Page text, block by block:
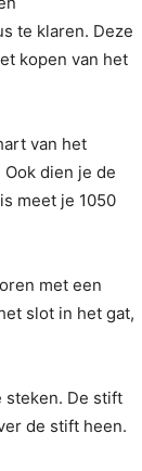
te klaren. Deze
kopen van het
van het
dien je de
meet je 1050
met een
slot in het gat,
steken. De stift
de stift heen.